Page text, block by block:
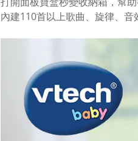
內建110首以上歌曲、旋律、音